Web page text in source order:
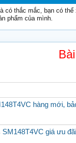
có thắc mắc, bạn có
phẩm của mình.
hàng mới,
giá ưu